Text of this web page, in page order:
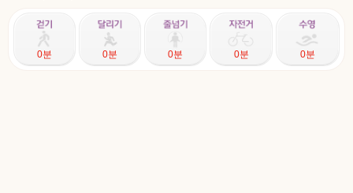
0분 0분 0분 0분 0분